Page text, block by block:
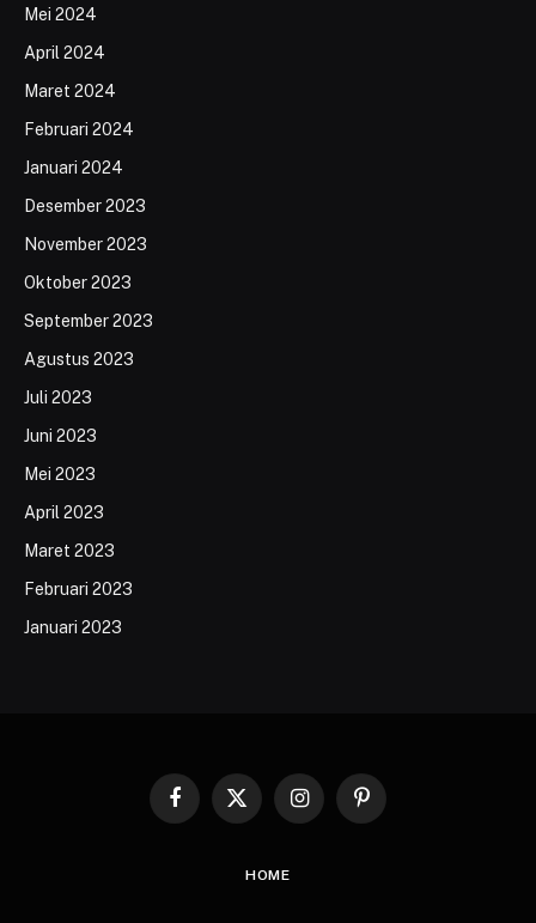
Mei 2024
April 2024
Maret 2024
Februari 2024
Januari 2024
Desember 2023
November 2023
Oktober 2023
September 2023
Agustus 2023
Juli 2023
Juni 2023
Mei 2023
April 2023
Maret 2023
Februari 2023
Januari 2023
Facebook
X
InstagramPinterest
HOME